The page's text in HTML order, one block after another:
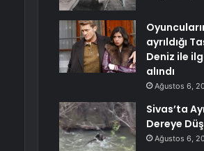
ayrıldığı
Deniz ile
alındı
Ağustos 6,
Sivas’ta
Dereye
Ağustos 6,